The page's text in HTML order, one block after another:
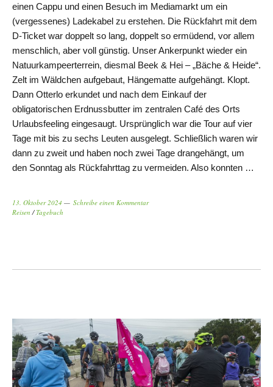
einen Cappu und einen Besuch im Mediamarkt um ein
(vergessenes) Ladekabel zu erstehen. Die Rückfahrt mit dem
D-Ticket war doppelt so lang, doppelt so ermüdend, vor allem
menschlich, aber voll günstig. Unser Ankerpunkt wieder ein
Natuurkampeerterrein, diesmal Beek & Hei – „Bäche & Heide“.
Zelt im Wäldchen aufgebaut, Hängematte aufgehängt. Klopt.
Dann Otterlo erkundet und nach dem Einkauf der
obligatorischen Erdnussbutter im zentralen Café des Orts
Urlaubsfeeling eingesaugt. Ursprünglich war die Tour auf vier
Tage mit bis zu sechs Leuten ausgelegt. Schließlich waren wir
dann zu zweit und haben noch zwei Tage drangehängt, um
den Sonntag als Rückfahrttag zu vermeiden. Also konnten …
13. Oktober 2024
Schreibe einen Kommentar
Reisen /Tagebuch